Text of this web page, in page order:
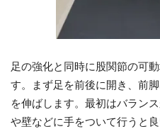
足の強化と同時に股関節の可
す。まず足を前後に開き、前
を伸ばします。最初はバラン
や壁などに手をついて行うと